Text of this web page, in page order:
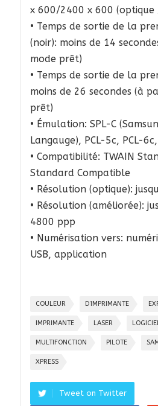
x 600/2400 x 600 (optique
• Temps de sortie de la
(noir): moins de 14
mode prêt)
• Temps de sortie de la
moins de 26 secondes (à
prêt)
• Émulation: SPL-C
Langauge), PCL-5c, PCL-
• Compatibilité: TWAIN
Standard Compatible
• Résolution (optique):
• Résolution (améliorée):
4800 ppp
• Numérisation vers:
USB, application
COULEUR D’IMPRIMANTE
IMPRIMANTE LASER
MULTIFONCTION PILOTE
XPRESS
Tweet on Twitter